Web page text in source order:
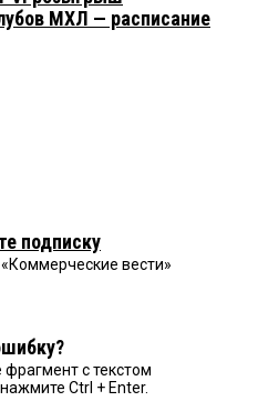
МХЛ — расписание
подписку
«Коммерческие вести»
с текстом
Ctrl + Enter.